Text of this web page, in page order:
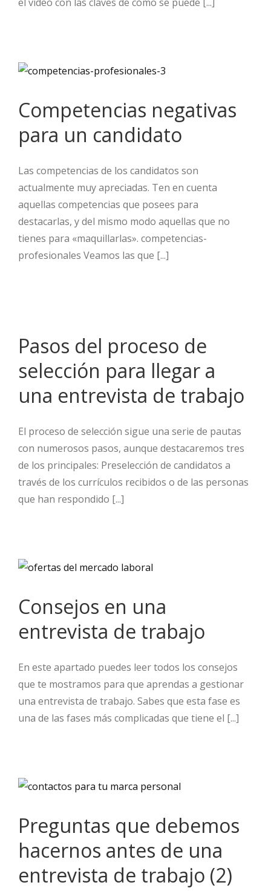
Competencias negativas
para un candidato
Las competencias de los candidatos son
actualmente muy apreciadas. Ten en cuenta
aquellas competencias que posees para
destacarlas, y del mismo modo aquellas que no
tienes para «maquillarlas». competencias-
profesionales Veamos las que [...]
Pasos del proceso de
selección para llegar a
una entrevista de trabajo
El proceso de selección sigue una serie de pautas
con numerosos pasos, aunque destacaremos tres
de los principales: Preselección de candidatos a
través de los currículos recibidos o de las personas
que han respondido [...]
Consejos en una
entrevista de trabajo
En este apartado puedes leer todos los consejos
que te mostramos para que aprendas a gestionar
una entrevista de trabajo. Sabes que esta fase es
una de las fases más complicadas que tiene el [...]
Preguntas que debemos
hacernos antes de una
entrevista de trabajo (2)